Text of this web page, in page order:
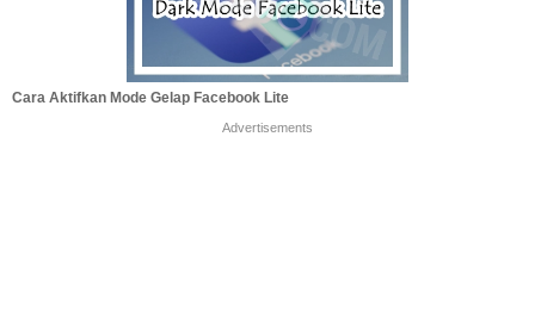
Cara Aktifkan Mode Gelap Facebook Lite
Advertisements